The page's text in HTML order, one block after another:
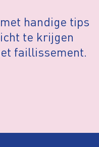
handige tips
te krijgen
faillissement.